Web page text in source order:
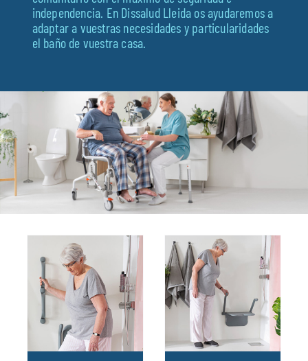
Fisioterapia
Geriatría
independencia. En Dissalud Lleida os ayudaremos a
adaptar a vuestras necesidades y particularidades
el baño de vuestra casa.